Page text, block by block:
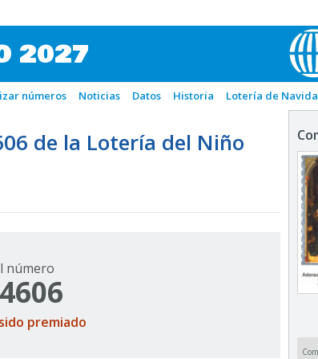
2027
números Noticias Datos Historia Lotería de
de la Lotería del Niño
número
premiado